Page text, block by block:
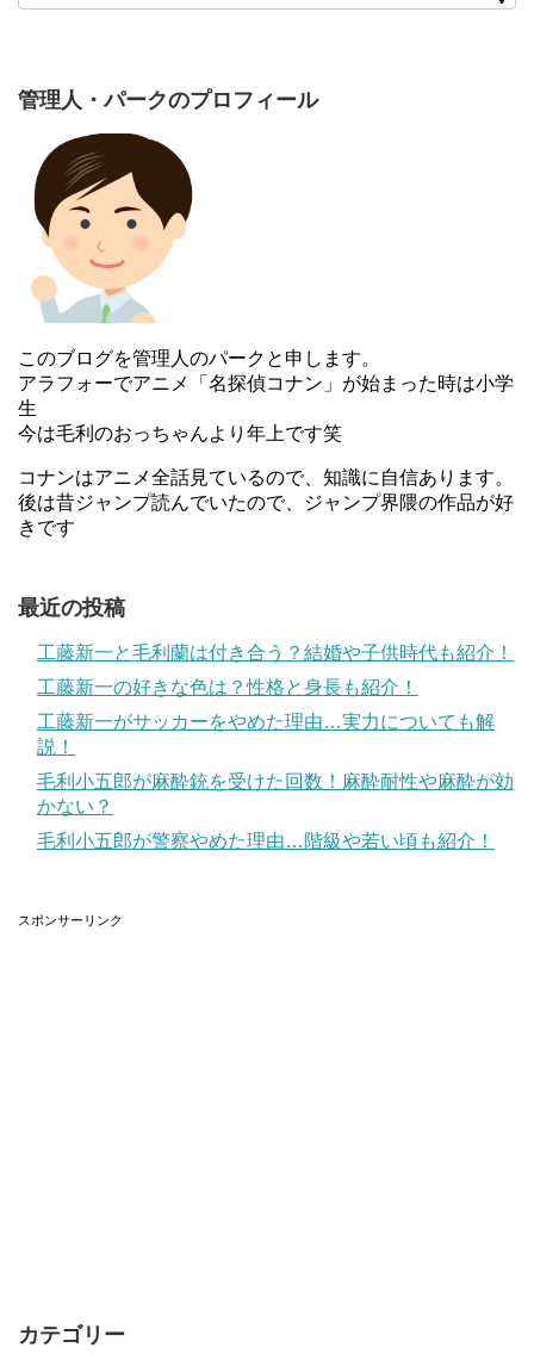
管理人・パークのプロフィール
このブログを管理人のパークと申します。
アラフォーでアニメ「名探偵コナン」が始まった時は小学
生
今は毛利のおっちゃんより年上です笑
コナンはアニメ全話見ているので、知識に自信あります。
後は昔ジャンプ読んでいたので、ジャンプ界隈の作品が好
きです
最近の投稿
工藤新一と毛利蘭は付き合う？結婚や子供時代も紹介！
工藤新一の好きな色は？性格と身長も紹介！
工藤新一がサッカーをやめた理由…実力についても解
説！
毛利小五郎が麻酔銃を受けた回数！麻酔耐性や麻酔が効
かない？
毛利小五郎が警察やめた理由…階級や若い頃も紹介！
スポンサーリンク
カテゴリー